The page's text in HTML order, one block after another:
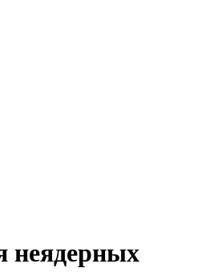
неядерных